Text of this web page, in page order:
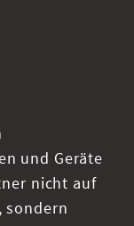
und Geräte
nicht auf
sondern